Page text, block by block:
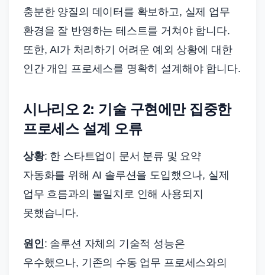
충분한 양질의 데이터를 확보하고, 실제 업무
환경을 잘 반영하는 테스트를 거쳐야 합니다.
또한, AI가 처리하기 어려운 예외 상황에 대한
인간 개입 프로세스를 명확히 설계해야 합니다.
시나리오 2: 기술 구현에만 집중한
프로세스 설계 오류
상황: 한 스타트업이 문서 분류 및 요약
자동화를 위해 AI 솔루션을 도입했으나, 실제
업무 흐름과의 불일치로 인해 사용되지
못했습니다.
원인: 솔루션 자체의 기술적 성능은
우수했으나, 기존의 수동 업무 프로세스와의